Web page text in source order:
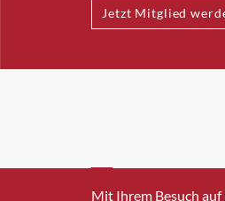
Jetzt Mitglied
Mit Ihrem Besuch